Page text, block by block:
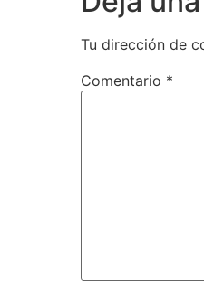
Tu dirección de
Comentario *